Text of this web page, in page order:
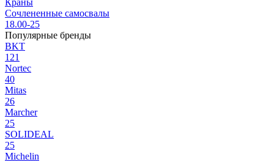
Краны
Сочлененные самосвалы
18.00-25
Популярные бренды
BKT
121
Nortec
40
Mitas
26
Marcher
25
SOLIDEAL
25
Michelin